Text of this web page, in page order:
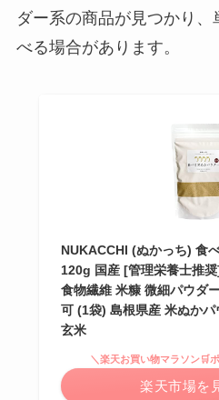
ダー系の商品が見つかり
べる場合があります。
NUKACCHI (ぬかっち) 食
120g 国産 [管理栄養士推
食物繊維 米糠 微細パウダ
可 (1袋) 島根県産 米ぬか
玄米
＼楽天お買い物マラソン🛒
楽天市場を